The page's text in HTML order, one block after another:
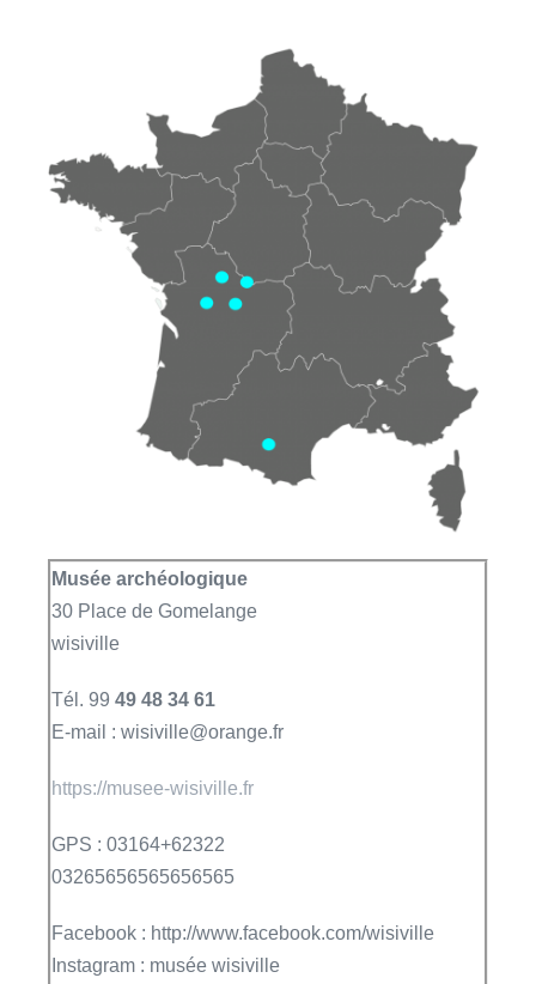
Musée archéologique
30 Place de Gomelange
wisiville
Tél. 99 49 48 34 61
E-mail : wisiville@orange.fr
https://musee-wisiville.fr
GPS : 03164+62322
03265656565656565
Facebook : http://www.facebook.com/wisiville
Instagram : musée wisiville